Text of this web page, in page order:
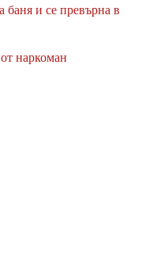
и се превърна в
наркоман